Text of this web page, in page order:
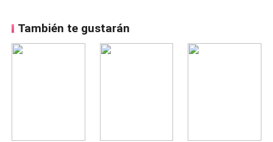
También te gustarán